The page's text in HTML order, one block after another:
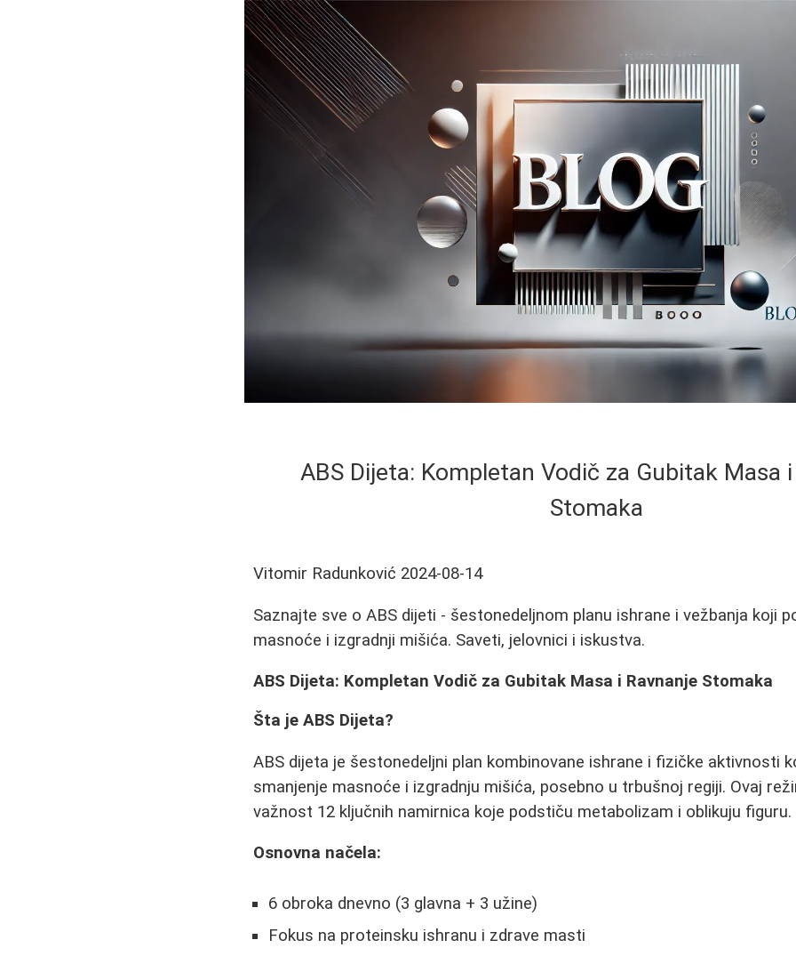
ABS Dijeta: Kompletan Vodič za Gubitak Masa
Stomaka
Vitomir Radunković 2024-08-14
Saznajte sve o ABS dijeti - šestonedeljnom planu ishrane i vežbanja koji
masnoće i izgradnji mišića. Saveti, jelovnici i iskustva.
ABS Dijeta: Kompletan Vodič za Gubitak Masa i Ravnanje Stomaka
Šta je ABS Dijeta?
ABS dijeta je šestonedeljni plan kombinovane ishrane i fizičke aktivnosti
smanjenje masnoće i izgradnju mišića, posebno u trbušnoj regiji. Ovaj
važnost 12 ključnih namirnica koje podstiču metabolizam i oblikuju figuru.
Osnovna načela:
6 obroka dnevno (3 glavna + 3 užine)
Fokus na proteinsku ishranu i zdrave masti